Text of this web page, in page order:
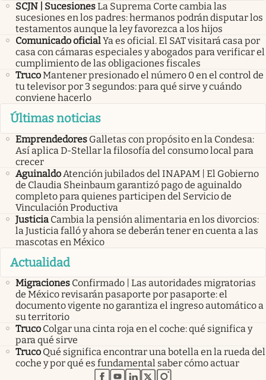
SCJN | SucesionesLa Suprema Corte cambia las
sucesiones en los padres: hermanos podrán disputar los
testamentos aunque la ley favorezca a los hijos
Comunicado oficialYa es oficial. El SAT visitará casa por
casa con cámaras especiales y abogados para verificar el
cumplimiento de las obligaciones fiscales
TrucoMantener presionado el número 0 en el control de
tu televisor por 3 segundos: para qué sirve y cuándo
conviene hacerlo
Últimas noticias
Emprendedores Galletas con propósito en la Condesa:
Así aplica D-Stellar la filosofía del consumo local para
crecer
Aguinaldo Atención jubilados del INAPAM | El Gobierno
de Claudia Sheinbaum garantizó pago de aguinaldo
completo para quienes participen del Servicio de
Vinculación Productiva
Justicia Cambia la pensión alimentaria en los divorcios:
la Justicia falló y ahora se deberán tener en cuenta a las
mascotas en México
Actualidad
Migraciones Confirmado | Las autoridades migratorias
de México revisarán pasaporte por pasaporte: el
documento vigente no garantiza el ingreso automático a
su territorio
Truco Colgar una cinta roja en el coche: qué significa y
para qué sirve
Truco Qué significa encontrar una botella en la rueda del
coche y por qué es fundamental saber cómo actuar
abre en nueva pestaña
abre en nueva pestaña
abre en nueva pestaña
abre en nueva pestaña
abre en nueva pestaña